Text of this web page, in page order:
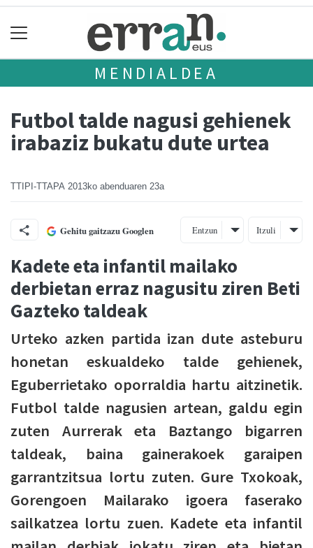
MENDIALDEA
Futbol talde nagusi gehienek
irabaziz bukatu dute urtea
TTIPI-TTAPA 2013ko abenduaren 23a
Gehitu gaitzazu Googlen Entzun Itzuli
Kadete eta infantil mailako
derbietan erraz nagusitu ziren Beti
Gazteko taldeak
Urteko azken partida izan dute asteburu
honetan eskualdeko talde gehienek,
Eguberrietako oporraldia hartu aitzinetik.
Futbol talde nagusien artean, galdu egin
zuten Aurrerak eta Baztango bigarren
taldeak, baina gainerakoek garaipen
garrantzitsua lortu zuten. Gure Txokoak,
Gorengoen Mailarako igoera faserako
sailkatzea lortu zuen. Kadete eta infantil